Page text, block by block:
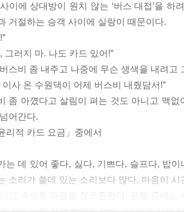
을을 타다
스
오면 시내버스는
년폐풍월
스 운행 정시성
고
니다!
품격
이에 상대방이 원치 않는 ‘버스 대접’을
거절하는 승객 사이에 실랑이 때문이다.
그러지 마. 나도 카드 있어!”
스비 좀 내주고 나중에 무슨 생색을 내려
이사 온 수원댁이 어제 버스비 내줬담서!”
좀 아꼈다고 살림이 펴는 것도 아니고 맥
어간다.
리적 카드 요금」중에서
는 데 있어 좋다, 싫다, 기쁘다, 슬프다, 밥
소리가 쓸데 있는 소리보다 많다. 마음이